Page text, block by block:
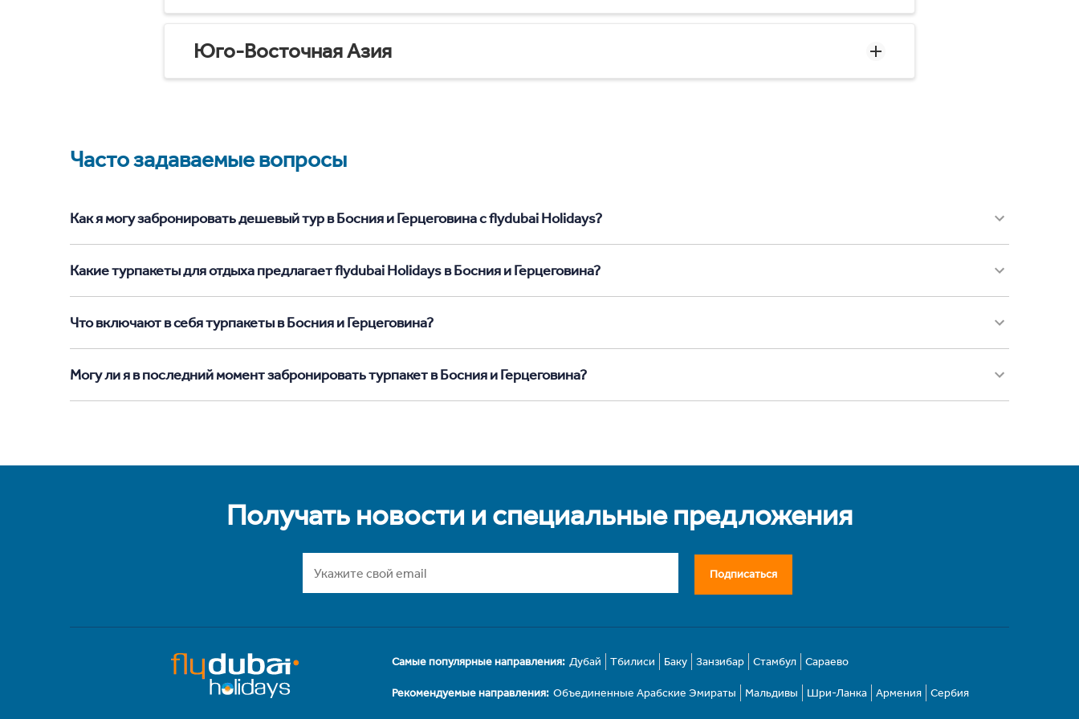
Юго-Восточная Азия
Часто задаваемые вопросы
Как я могу забронировать дешевый тур в Босния и Герцеговина с flydubai Holidays?
Какие турпакеты для отдыха предлагает flydubai Holidays в Босния и Герцеговина?
Что включают в себя турпакеты в Босния и Герцеговина?
Могу ли я в последний момент забронировать турпакет в Босния и Герцеговина?
Получать новости и специальные предложения
Подписаться
Самые популярные направления: Дубай Тбилиси Баку Занзибар Стамбул Сараево
Рекомендуемые направления: Объединенные Арабские Эмираты Мальдивы Шри-Ланка Армения Сербия